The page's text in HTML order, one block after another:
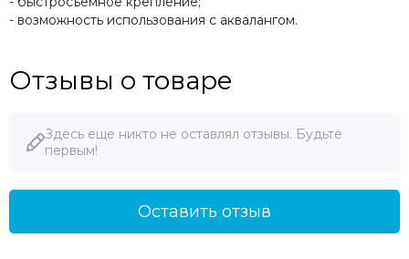
- возможность использования с аквалангом.
Отзывы о товаре
Здесь еще никто не оставлял отзывы. Будьте
первым!
Оставить отзыв